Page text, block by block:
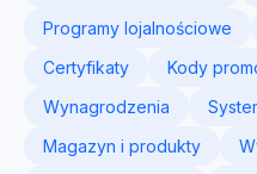
Programy lojalnościowe
Certyfikaty
Kody
Wynagrodzenia
Magazyn i produkty